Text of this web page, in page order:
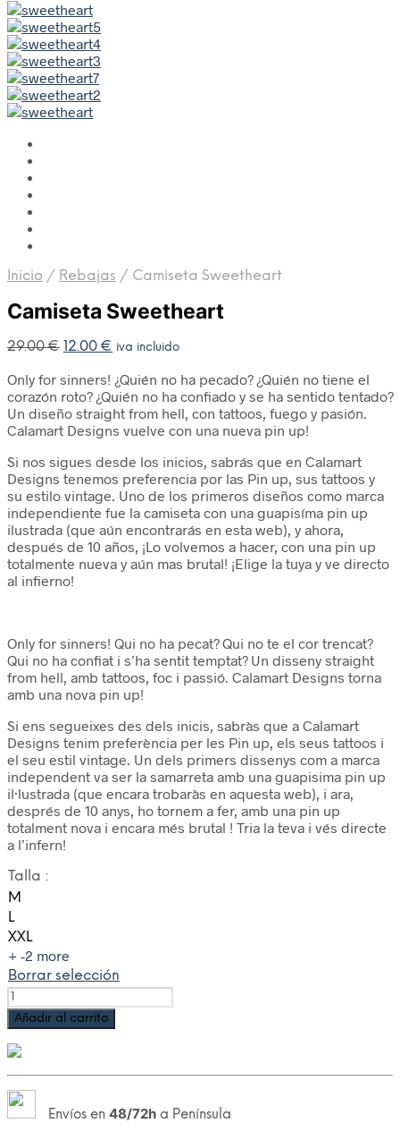
Inicio / Rebajas / Camiseta Sweetheart
Camiseta Sweetheart
29.00€ 12.00 € iva incluido
Only for sinners! ¿Quién no ha pecado? ¿Quién no tiene el
corazón roto? ¿Quién no ha confiado y se ha sentido tentado?
Un diseño straight from hell, con tattoos, fuego y pasión.
Calamart Designs vuelve con una nueva pin up!
Si nos sigues desde los inicios, sabrás que en Calamart
Designs tenemos preferencia por las Pin up, sus tattoos y
su estilo vintage. Uno de los primeros diseños como marca
independiente fue la camiseta con una guapisíma pin up
ilustrada (que aún encontrarás en esta web), y ahora,
después de 10 años, ¡Lo volvemos a hacer, con una pin up
totalmente nueva y aún mas brutal! ¡Elige la tuya y ve directo
al infierno!
Only for sinners! Qui no ha pecat? Qui no te el cor trencat?
Qui no ha confiat i s’ha sentit temptat? Un disseny straight
from hell, amb tattoos, foc i passió. Calamart Designs torna
amb una nova pin up!
Si ens segueixes des dels inicis, sabràs que a Calamart
Designs tenim preferència per les Pin up, els seus tattoos i
el seu estil vintage. Un dels primers dissenys com a marca
independent va ser la samarreta amb una guapisima pin up
il·lustrada (que encara trobaràs en aquesta web), i ara,
després de 10 anys, ho tornem a fer, amb una pin up
totalment nova i encara més brutal ! Tria la teva i vés directe
a l’infern!
Talla :
M
L
XXL
+ -2 more
Borrar selección
Añadir al carrito
Envíos en 48/72h a Península